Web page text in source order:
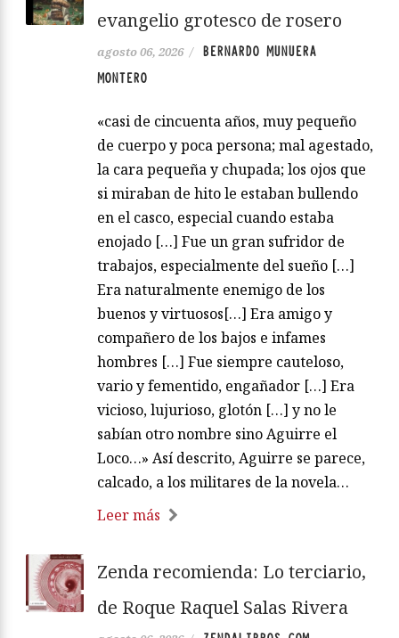
evangelio grotesco de rosero
agosto 06, 2026 /
BERNARDO MUNUERA
MONTERO
«casi de cincuenta años, muy pequeño
de cuerpo y poca persona; mal agestado,
la cara pequeña y chupada; los ojos que
si miraban de hito le estaban bullendo
en el casco, especial cuando estaba
enojado […] Fue un gran sufridor de
trabajos, especialmente del sueño […]
Era naturalmente enemigo de los
buenos y virtuosos[…] Era amigo y
compañero de los bajos e infames
hombres […] Fue siempre cauteloso,
vario y fementido, engañador […] Era
vicioso, lujurioso, glotón […] y no le
sabían otro nombre sino Aguirre el
Loco…» Así descrito, Aguirre se parece,
calcado, a los militares de la novela…
Leer más
Zenda recomienda: Lo terciario,
de Roque Raquel Salas Rivera